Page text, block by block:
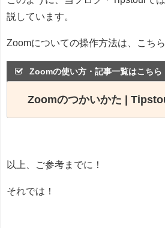
説しています。
Zoomについての操作方法は、こち
Zoomの使い方・記事一覧はこちら
Zoomのつかいかた |
以上、ご参考までに！
それでは！